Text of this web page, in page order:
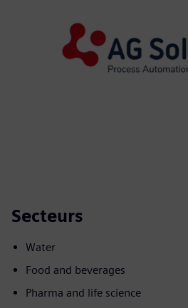
Secteurs
Water
Food and beverages
Pharma and life science